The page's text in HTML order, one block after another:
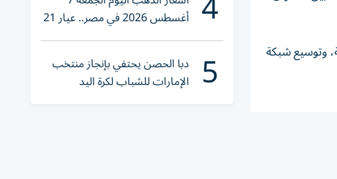
وتوسيع شبكة
أغسطس 2026 في مصر.. عيار 21
يقترب من هذا الرقم
5 دبا الحصن يحتفي بإنجاز منتخب
الإمارات للشباب لكرة اليد